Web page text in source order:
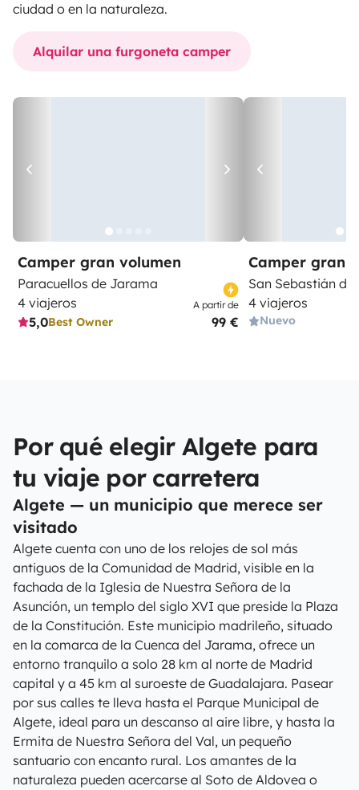
ciudad o en la naturaleza.
Alquilar una furgoneta camper
Camper gran volumen
Paracuellos de Jarama
4 viajeros
5,0Best Owner
A partir de
99 €
Camper gran
San Sebastián de
4 viajeros
Nuevo
Por qué elegir Algete para
tu viaje por carretera
Algete — un municipio que merece ser
visitado
Algete cuenta con uno de los relojes de sol más
antiguos de la Comunidad de Madrid, visible en la
fachada de la Iglesia de Nuestra Señora de la
Asunción, un templo del siglo XVI que preside la Plaza
de la Constitución. Este municipio madrileño, situado
en la comarca de la Cuenca del Jarama, ofrece un
entorno tranquilo a solo 28 km al norte de Madrid
capital y a 45 km al suroeste de Guadalajara. Pasear
por sus calles te lleva hasta el Parque Municipal de
Algete, ideal para un descanso al aire libre, y hasta la
Ermita de Nuestra Señora del Val, un pequeño
santuario con encanto rural. Los amantes de la
naturaleza pueden acercarse al Soto de Aldovea o